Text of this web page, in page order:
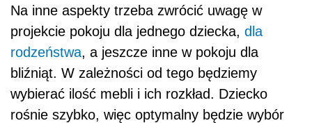
Na inne aspekty trzeba zwrócić uwagę w
projekcie pokoju dla jednego dziecka, dla
rodzeństwa, a jeszcze inne w pokoju dla
bliźniąt. W zależności od tego będziemy
wybierać ilość mebli i ich rozkład. Dziecko
rośnie szybko, więc optymalny będzie wybór